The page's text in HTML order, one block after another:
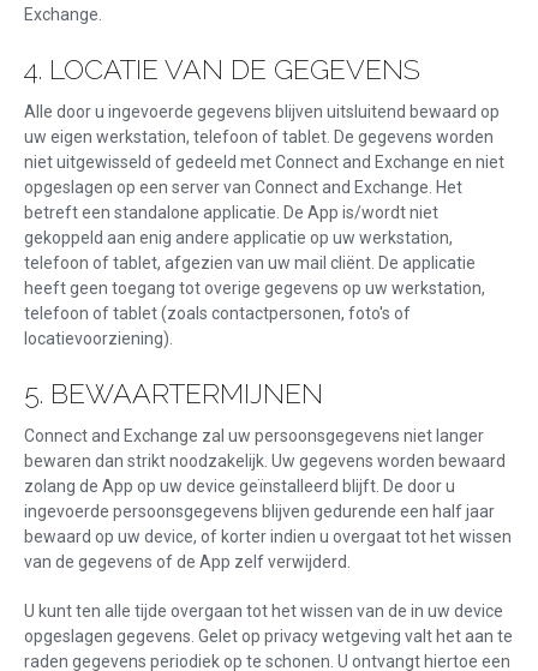
Exchange.
4. LOCATIE VAN DE GEGEVENS
Alle door u ingevoerde gegevens blijven uitsluitend bewaard op
uw eigen werkstation, telefoon of tablet. De gegevens worden
niet uitgewisseld of gedeeld met Connect and Exchange en niet
opgeslagen op een server van Connect and Exchange. Het
betreft een standalone applicatie. De App is/wordt niet
gekoppeld aan enig andere applicatie op uw werkstation,
telefoon of tablet, afgezien van uw mail cliënt. De applicatie
heeft geen toegang tot overige gegevens op uw werkstation,
telefoon of tablet (zoals contactpersonen, foto's of
locatievoorziening).
5. BEWAARTERMIJNEN
Connect and Exchange zal uw persoonsgegevens niet langer
bewaren dan strikt noodzakelijk. Uw gegevens worden bewaard
zolang de App op uw device geïnstalleerd blijft. De door u
ingevoerde persoonsgegevens blijven gedurende een half jaar
bewaard op uw device, of korter indien u overgaat tot het wissen
van de gegevens of de App zelf verwijderd.
U kunt ten alle tijde overgaan tot het wissen van de in uw device
opgeslagen gegevens. Gelet op privacy wetgeving valt het aan te
raden gegevens periodiek op te schonen. U ontvangt hiertoe een